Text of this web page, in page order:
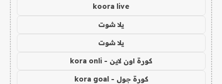
koora live
يلا شوت
يلا شوت
كورة اون لاين - kora onli
كورة جول - kora goal